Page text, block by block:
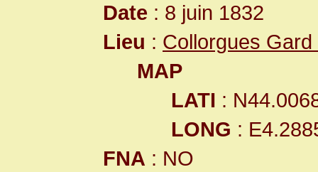
Date : 8 juin 1832
Lieu : Collorgues
MAP
LATI :
LONG :
FNA : NO